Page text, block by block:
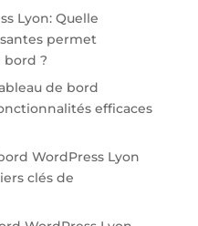
Lyon: Quelle
permet
bord ?
de bord
efficaces
WordPress Lyon
clés de